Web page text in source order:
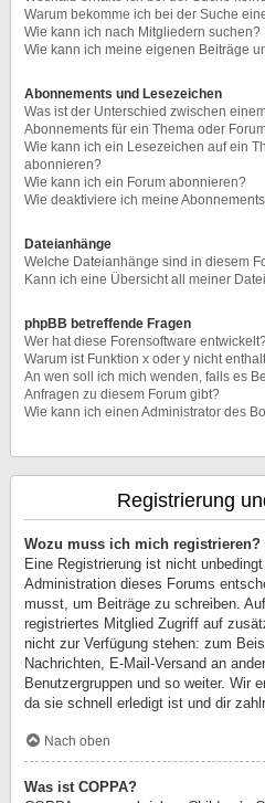
Warum bekomme ich bei der Suche
Wie kann ich nach Mitgliedern suchen?
Wie kann ich meine eigenen Beiträge
Abonnements und Lesezeichen
Was ist der Unterschied zwischen
Abonnements für ein Thema oder
Wie kann ich ein Lesezeichen auf ein
abonnieren?
Wie kann ich ein Forum abonnieren?
Wie deaktiviere ich meine
Dateianhänge
Welche Dateianhänge sind in diesem
Kann ich eine Übersicht all meiner
phpBB betreffende Fragen
Wer hat diese Forensoftware
Warum ist Funktion x oder y nicht
An wen soll ich mich wenden, falls es
Anfragen zu diesem Forum gibt?
Wie kann ich einen Administrator des
Registrierung
Wozu muss ich mich registrieren?
Eine Registrierung ist nicht
Administration dieses Forums
musst, um Beiträge zu schreiben.
registriertes Mitglied Zugriff auf
nicht zur Verfügung stehen: zum
Nachrichten, E-Mail-Versand an
Benutzergruppen und so weiter. Wir
da sie schnell erledigt ist und dir
Nach oben
Was ist COPPA?